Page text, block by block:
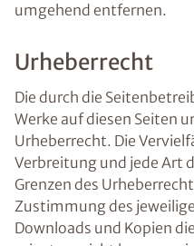
umgehend entfernen.
Urheberrecht
Die durch die
Werke auf diesen Seiten
Urheberrecht. Die
Verbreitung und jede Art
Grenzen des
Zustimmung des
Downloads und Kopien